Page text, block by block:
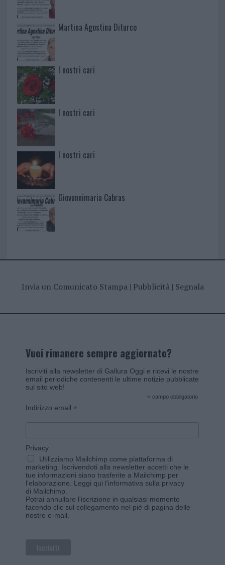
Martina Agostina Diturco
I nostri cari
I nostri cari
I nostri cari
Giovannimaria Cabras
Invia un Comunicato Stampa| Pubblicità| Segnala
Vuoi rimanere sempre aggiornato?
Iscriviti alla newsletter di Gallura Oggi e ricevi le nostre
email periodiche contenenti le ultime notizie pubblicate
sul sito web!
* campo obbligatorio
Indirizzo email *
Privacy
Utilizziamo Mailchimp come piattaforma di
marketing. Iscrivendoti alla newsletter accetti che le
tue informazioni siano trasferite a Mailchimp per
l'elaborazione. Leggi qui l'informativa sulla privacy
di Mailchimp
Potrai annullare l'iscrizione in qualsiasi momento
facendo clic sul collegamento nel piè di pagina delle
nostre e-mail.